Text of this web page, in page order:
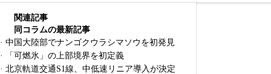
関連記事
同コラムの最新記事
· 中国大陸部でナンゴクウラシマソウを初発見
·
「可燃氷」の上部境界を初定義
· 北京軌道交通S1線、中低速リニア導入が決定